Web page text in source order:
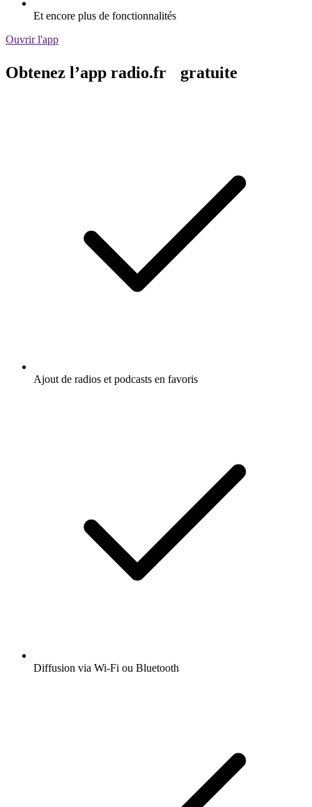
Et encore plus de fonctionnalités
Ouvrir l'app
Obtenez l’app radio.fr gratuite
Ajout de radios et podcasts en favoris
Diffusion via Wi-Fi ou Bluetooth